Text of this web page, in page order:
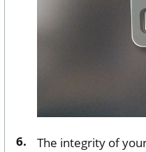
The integrity of